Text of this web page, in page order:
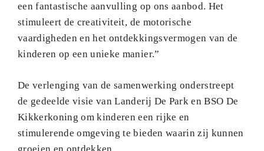
een fantastische aanvulling op ons aanbod. Het
stimuleert de creativiteit, de motorische
vaardigheden en het ontdekkingsvermogen van de
kinderen op een unieke manier.”
De verlenging van de samenwerking onderstreept
de gedeelde visie van Landerij De Park en BSO De
Kikkerkoning om kinderen een rijke en
stimulerende omgeving te bieden waarin zij kunnen